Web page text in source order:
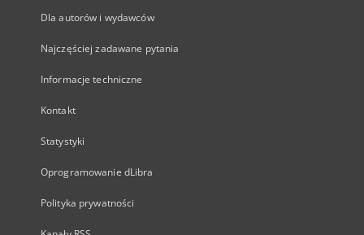
Dla autorów i wydawców
Najczęściej zadawane pytania
Informacje techniczne
Kontakt
Statystyki
Oprogramowanie dLibra
Polityka prywatności